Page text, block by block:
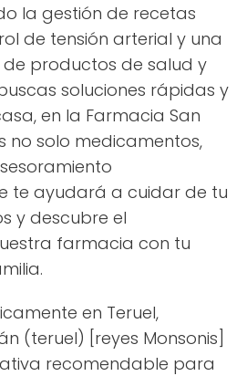
la gestión de recetas
de tensión arterial y una
productos de salud y
soluciones rápidas y
en la Farmacia San
no solo medicamentos,
te ayudará a cuidar de tu
y descubre el
farmacia con tu
en Teruel,
(teruel) [reyes Monsonis]
recomendable para